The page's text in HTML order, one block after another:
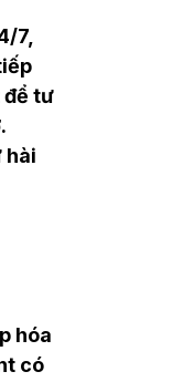
7,
để tư
hài
hóa
có